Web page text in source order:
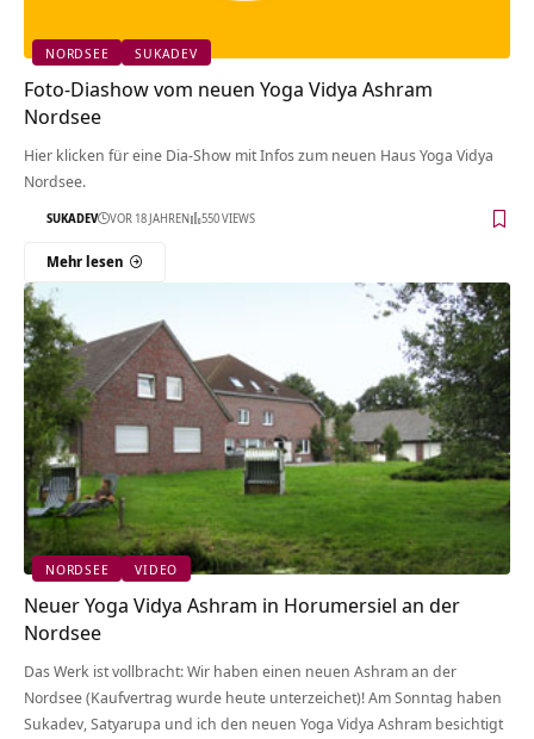
NORDSEE SUKADEV
Foto-Diashow vom neuen Yoga Vidya Ashram
Nordsee
Hier klicken für eine Dia-Show mit Infos zum neuen Haus Yoga Vidya
Nordsee.
SUKADEV VOR 18 JAHREN 550 VIEWS
Mehr lesen
NORDSEE VIDEO
Neuer Yoga Vidya Ashram in Horumersiel an der
Nordsee
Das Werk ist vollbracht: Wir haben einen neuen Ashram an der
Nordsee (Kaufvertrag wurde heute unterzeichet)! Am Sonntag haben
Sukadev, Satyarupa und ich den neuen Yoga Vidya Ashram besichtigt